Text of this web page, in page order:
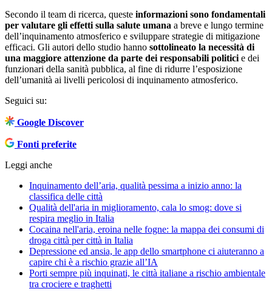
Secondo il team di ricerca, queste informazioni sono fondamentali
per valutare gli effetti sulla salute umana a breve e lungo termine
dell’inquinamento atmosferico e sviluppare strategie di mitigazione
efficaci. Gli autori dello studio hanno sottolineato la necessità di
una maggiore attenzione da parte dei responsabili politicie dei
funzionari della sanità pubblica, al fine di ridurre l’esposizione
dell’umanità ai livelli pericolosi di inquinamento atmosferico.
Seguici su:
Google Discover
Fonti preferite
Leggi anche
Inquinamento dell’aria, qualità pessima a inizio anno: la
classifica delle città
Qualità dell'aria in miglioramento, cala lo smog: dove si
respira meglio in Italia
Cocaina nell'aria, eroina nelle fogne: la mappa dei consumi di
droga città per città in Italia
Depressione ed ansia, le app dello smartphone ci aiuteranno a
capire chi è a rischio grazie all’IA
Porti sempre più inquinati, le città italiane a rischio ambientale
tra crociere e traghetti